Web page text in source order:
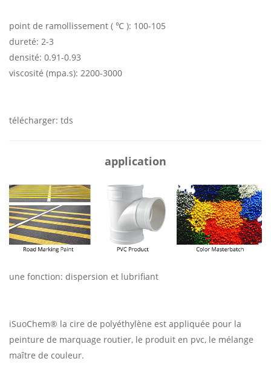
point de ramollissement ( ℃ ): 100-105
dureté: 2-3
densité: 0.91-0.93
viscosité (mpa.s): 2200-3000
télécharger: tds
application
une fonction: dispersion et lubrifiant
iSuoChem® la cire de polyéthylène est appliquée pour la
peinture de marquage routier, le produit en pvc, le mélange
maître de couleur.